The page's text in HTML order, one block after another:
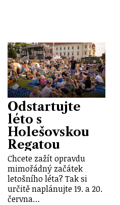
Odstartujte
léto s
Holešovskou
Regatou
Chcete zažít opravdu
mimořádný začátek
letošního léta? Tak si
určitě naplánujte 19. a 20.
června…